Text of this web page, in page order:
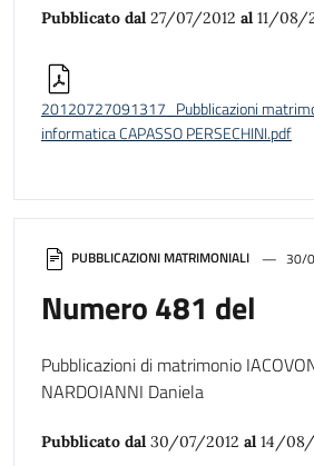
PUBBLICAZIONI MATRIMONIALI 30/
Numero 481 del
Pubblicazioni di matrimonio
NARDOIANNI Daniela
Pubblicato dal 30/07/2012 al 14/08/
Pubblicato dal 27/07/2012 al 11/08/
20120727091317_Pubblicazioni
informatica CAPASSO PERSECHINI.pdf